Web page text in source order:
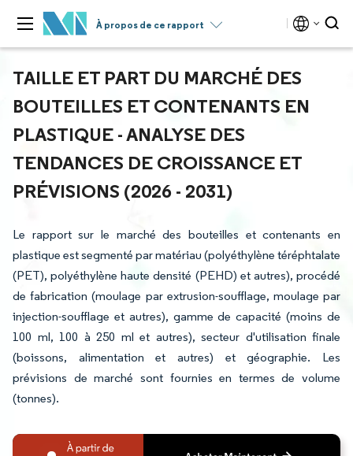
À propos de ce rapport
TAILLE ET PART DU MARCHÉ DES
BOUTEILLES ET CONTENANTS EN
PLASTIQUE - ANALYSE DES
TENDANCES DE CROISSANCE ET
PRÉVISIONS (2026 - 2031)
Le rapport sur le marché des bouteilles et contenants en
plastique est segmenté par matériau (polyéthylène téréphtalate
(PET), polyéthylène haute densité (PEHD) et autres), procédé
de fabrication (moulage par extrusion-soufflage, moulage par
injection-soufflage et autres), gamme de capacité (moins de
100 ml, 100 à 250 ml et autres), secteur d'utilisation finale
(boissons, alimentation et autres) et géographie. Les
prévisions de marché sont fournies en termes de volume
(tonnes).